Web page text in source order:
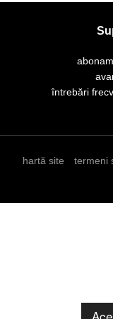
întrebări
hartă site termeni